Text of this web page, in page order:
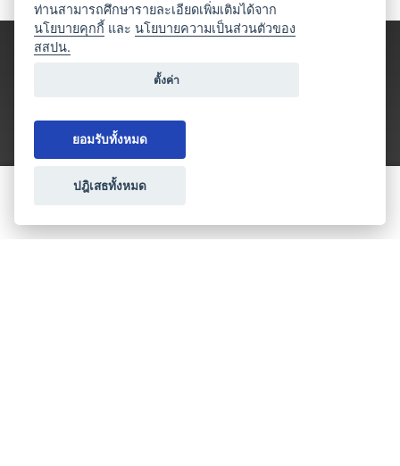
ประเภทธุรกิจไมซ์
ท่านสามารถศึกษารายละเอียดเพิ่มเติมได้จาก
นโยบายคุกกี้ และนโยบายความเป็นส่วนตัวของ
สสปน.
ตั้งค่า
ยอมรับทั้งหมด
ปฎิเสธทั้งหมด